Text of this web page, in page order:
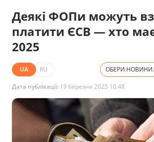
Деякі ФОПи можуть
платити ЄСВ — хто має
2025
UA RU ОБЕРИ
Дата публікації: 19 березня 2025 10:48